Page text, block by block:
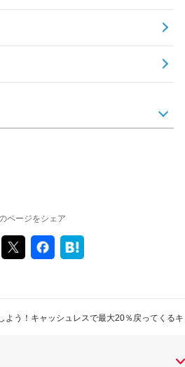
ページをシェア
よう！キャッシュレスで最大20％戻ってくるキ